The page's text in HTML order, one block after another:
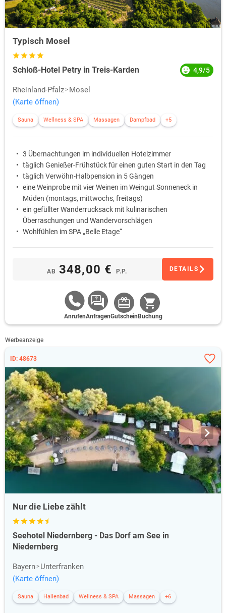
Typisch Mosel
Schloß-Hotel Petry in Treis-Karden 4,9/5
Rheinland-Pfalz
Mosel
(Karte öffnen)
Sauna Wellness & SPA Massagen Dampfbad +5
3 Übernachtungen im individuellen Hotelzimmer
täglich Genießer-Frühstück für einen guten Start in den Tag
täglich Verwöhn-Halbpension in 5 Gängen
eine Weinprobe mit vier Weinen im Weingut Sonneneck in
Müden (montags, mittwochs, freitags)
ein gefüllter Wanderrucksack mit kulinarischen
Überraschungen und Wandervorschlägen
Wohlfühlen im SPA „Belle Etage“
AB 348,00 € P.P. DETAILS
AnrufenAnfragenGutschein Buchung
Werbeanzeige
ID: 48673
Nur die Liebe zählt
Seehotel Niedernberg - Das Dorf am See in
Niedernberg
Bayern
Unterfranken
(Karte öffnen)
Sauna Hallenbad Wellness & SPA Massagen +6